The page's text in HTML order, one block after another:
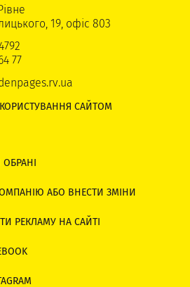
19, офіс 803
77
САЙТОМ
АБО ВНЕСТИ ЗМІНИ
РЕКЛАМУ НА САЙТІ